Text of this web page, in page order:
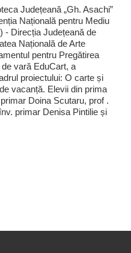
Județeană „Gh. Asachi”
Națională pentru Mediu
- Direcția Județeană de
Națională de Arte
pentru Pregătirea
vară EduCart, a
proiectului: O carte și
vacanță. Elevii din prima
Doina Scutaru, prof .
primar Denisa Pintilie și